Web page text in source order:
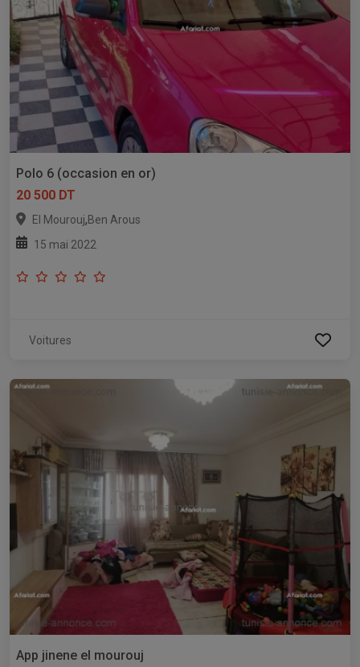
Polo 6 (occasion en or)
20 500 DT
El Mourouj,Ben Arous
15 mai 2022
Voitures
App jinene el mourouj